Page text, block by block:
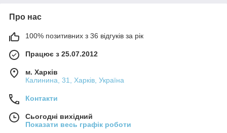
Про нас
100% позитивних з 36 відгуків за рік
Працює з 25.07.2012
м. Харків
Калинина, 31, Харків, Україна
Контакти
Сьогодні вихідний
Показати весь графік роботи